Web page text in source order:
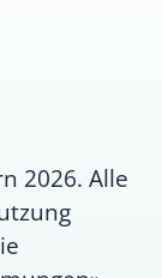
2026. Alle